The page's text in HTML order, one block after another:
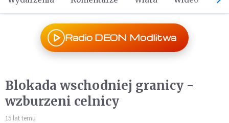
Radio DEON Modlitwa
Blokada wschodniej granicy -
wzburzeni celnicy
15 lat temu